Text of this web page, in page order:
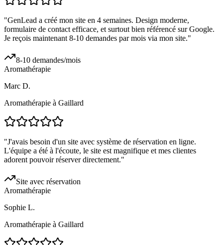
"GenLead a créé mon site en 4 semaines. Design moderne,
formulaire de contact efficace, et surtout bien référencé sur Google.
Je reçois maintenant 8-10 demandes par mois via mon site."
8-10 demandes/mois
Aromathérapie
Marc D.
Aromathérapie à Gaillard
"J'avais besoin d'un site avec système de réservation en ligne.
L'équipe a été à l'écoute, le site est magnifique et mes clientes
adorent pouvoir réserver directement."
Site avec réservation
Aromathérapie
Sophie L.
Aromathérapie à Gaillard